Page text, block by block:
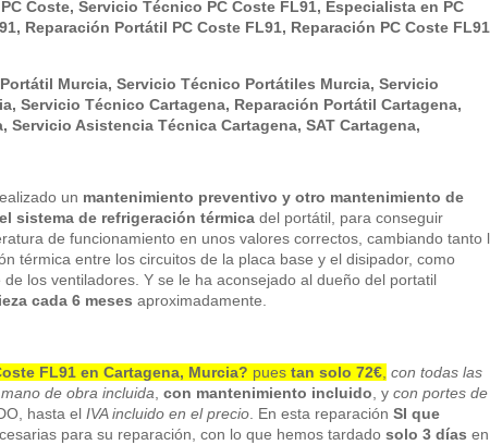
Coste, Servicio Técnico PC Coste FL91, Especialista en PC
Reparación Portátil PC Coste FL91, Reparación PC Coste
Murcia, Servicio Técnico Portátiles Murcia, Servicio
Servicio Técnico Cartagena, Reparación Portátil Cartagena,
Asistencia Técnica Cartagena, SAT Cartagena,
un mantenimiento preventivo y otro mantenimiento de
sistema de refrigeración térmica del portátil, para conseguir
de funcionamiento en unos valores correctos, cambiando tanto
térmica entre los circuitos de la placa base y el disipador, como
de los ventiladores. Y se le ha aconsejado al dueño del portatil
cada 6 meses aproximadamente.
FL91 en Cartagena, Murcia? pues tan solo 72€ con todas las
de obra incluida con mantenimiento incluido , y con portes de
hasta el IVA incluido en el precio . En esta reparación SI que
para su reparación, con lo que hemos tardado solo 3 días en